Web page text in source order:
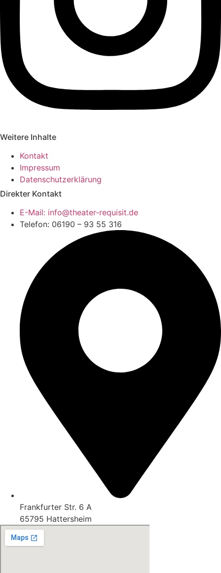
Weitere Inhalte
Kontakt
Impressum
Datenschutzerklärung
Direkter Kontakt
E-Mail: info@theater-requisit.de
Telefon: 06190 – 93 55 316
Frankfurter Str. 6 A
65795 Hattersheim